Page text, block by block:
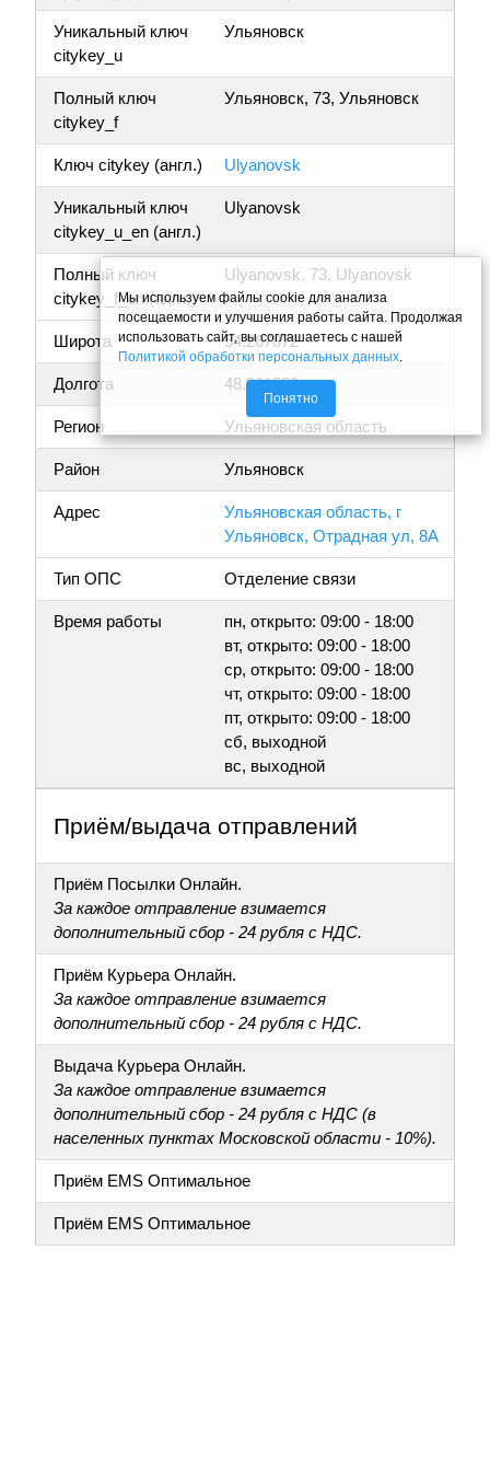
Уникальный ключ
citykey_u
Ульяновск
Полный ключ
citykey_f
Ульяновск, 73, Ульяновск
Ключ citykey (англ.) Ulyanovsk
Уникальный ключ
citykey_u_en (англ.)
Ulyanovsk
Полный ключ
citykey_f_en (англ.)
Ulyanovsk, 73, Ulyanovsk
Широта 54.267872
Долгота 48.301550
Регион Ульяновская область
Район Ульяновск
Адрес
Ульяновская область, г
Ульяновск, Отрадная ул, 8А
Тип ОПС Отделение связи
Время работы
пн, открыто: 09:00 - 18:00
вт, открыто: 09:00 - 18:00
ср, открыто: 09:00 - 18:00
чт, открыто: 09:00 - 18:00
пт, открыто: 09:00 - 18:00
сб, выходной
вс, выходной
Приём/выдача отправлений
Приём Посылки Онлайн.
За каждое отправление взимается
дополнительный сбор - 24 рубля с НДС.
Приём Курьера Онлайн.
За каждое отправление взимается
дополнительный сбор - 24 рубля с НДС.
Выдача Курьера Онлайн.
За каждое отправление взимается
дополнительный сбор - 24 рубля с НДС (в
населенных пунктах Московской области - 10%).
Приём EMS Оптимальное
Приём EMS Оптимальное
Мы используем файлы cookie для анализа
посещаемости и улучшения работы сайта. Продолжая
использовать сайт, вы соглашаетесь с нашей
Политикой обработки персональных данных.
Понятно